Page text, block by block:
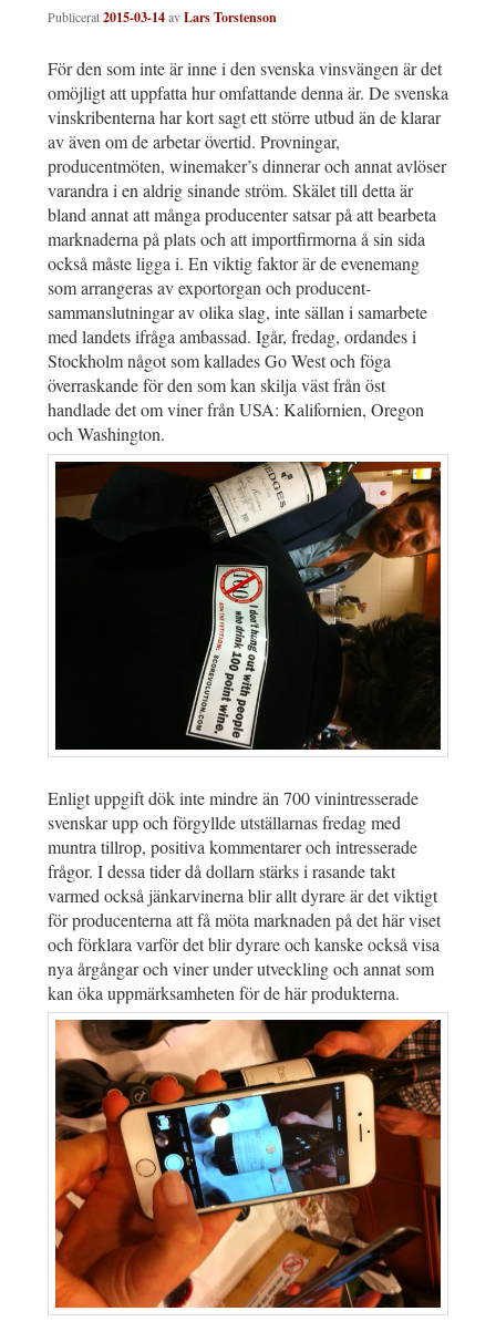
Publicerat2015-03-14avLars Torstenson
För den som inte är inne i den svenska vinsvängen är det
omöjligt att uppfatta hur omfattande denna är. De svenska
vinskribenterna har kort sagt ett större utbud än de klarar
av även om de arbetar övertid. Provningar,
producentmöten, winemaker’s dinnerar och annat avlöser
varandra i en aldrig sinande ström. Skälet till detta är
bland annat att många producenter satsar på att bearbeta
marknaderna på plats och att importfirmorna å sin sida
också måste ligga i. En viktig faktor är de evenemang
som arrangeras av exportorgan och producent-
sammanslutningar av olika slag, inte sällan i samarbete
med landets ifråga ambassad. Igår, fredag, ordandes i
Stockholm något som kallades Go West och föga
överraskande för den som kan skilja väst från öst
handlade det om viner från USA: Kalifornien, Oregon
och Washington.
Enligt uppgift dök inte mindre än 700 vinintresserade
svenskar upp och förgyllde utställarnas fredag med
muntra tillrop, positiva kommentarer och intresserade
frågor. I dessa tider då dollarn stärks i rasande takt
varmed också jänkarvinerna blir allt dyrare är det viktigt
för producenterna att få möta marknaden på det här viset
och förklara varför det blir dyrare och kanske också visa
nya årgångar och viner under utveckling och annat som
kan öka uppmärksamheten för de här produkterna.